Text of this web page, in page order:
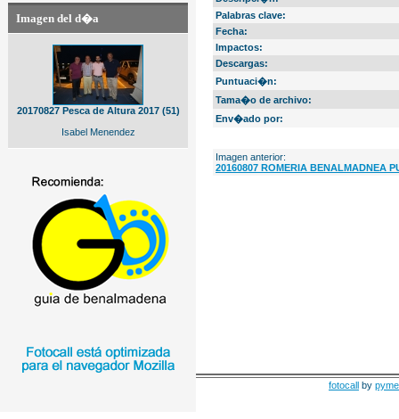
Imagen del d�a
20170827 Pesca de Altura 2017 (51)
Isabel Menendez
Palabras clave:
Fecha:
Impactos:
Descargas:
Puntuaci�n:
Tama�o de archivo:
Env�ado por:
Imagen anterior:
20160807 ROMERIA BENALMADNEA
fotocall by